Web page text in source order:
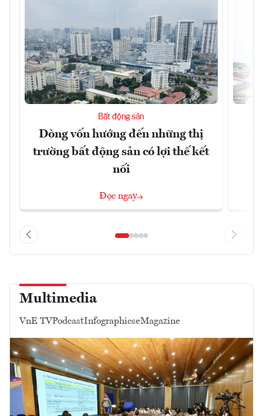
Bất động sản
Dòng vốn hướng đến những thị
trường bất động sản có lợi thế kết
nối
Đọc ngay
Multimedia
VnE TVPodcastInfographicseMagazine